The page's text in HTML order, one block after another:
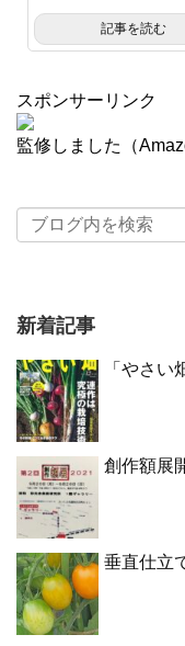
記事を読む
スポンサーリンク
監修しました（
新着記事
「やさい
創作額展
垂直仕立